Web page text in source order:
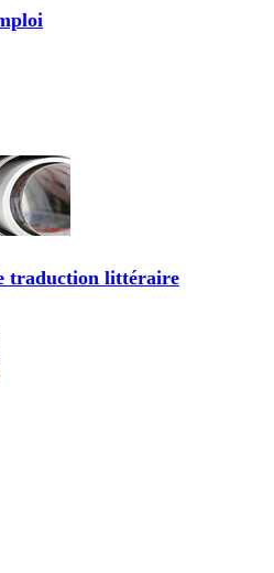
traduction littéraire